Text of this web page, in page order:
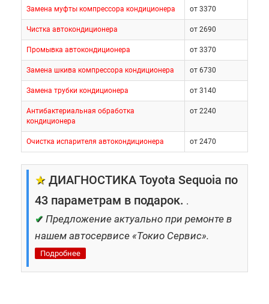
Замена муфты компрессора кондиционера от 3370
Чистка автокондиционера от 2690
Промывка автокондиционера от 3370
Замена шкива компрессора кондиционера от 6730
Замена трубки кондиционера от 3140
Антибактериальная обработка
кондиционера
от 2240
Очистка испарителя автокондиционера от 2470
★ ДИАГНОСТИКА Toyota Sequoia по
43 параметрам в подарок. .
✔ Предложение актуально при ремонте в
нашем автосервисе «Токио Сервис».
Подробнее